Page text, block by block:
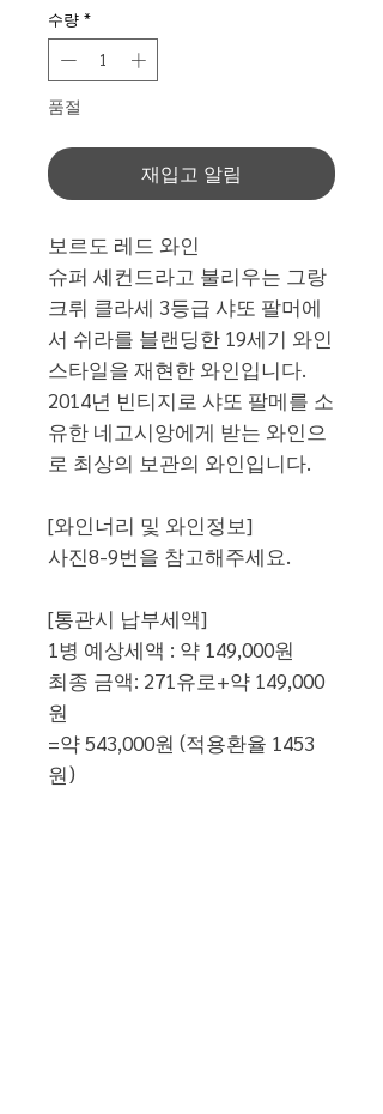
수량 *
품절
재입고 알림
보르도 레드 와인
슈퍼 세컨드라고 불리우는 그랑
크뤼 클라세 3등급 샤또 팔머에
서 쉬라를 블랜딩한 19세기 와인
스타일을 재현한 와인입니다.
2014년 빈티지로 샤또 팔메를 소
유한 네고시앙에게 받는 와인으
로 최상의 보관의 와인입니다.
[와인너리 및 와인정보]
사진8-9번을 참고해주세요.
[통관시 납부세액]
1병 예상세액 : 약 149,000원
최종 금액: 271유로+약 149,000
원
=약 543,000원 (적용환율 1453
원)